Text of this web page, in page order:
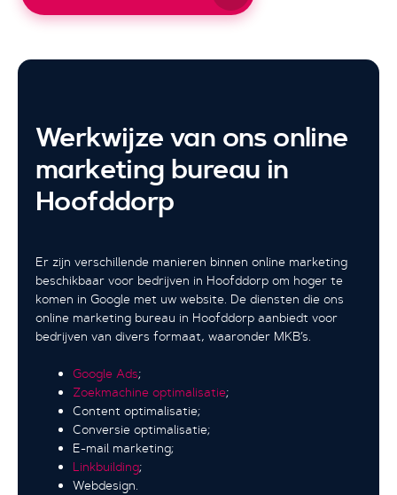
Werkwijze van ons online
marketing bureau in
Hoofddorp
Er zijn verschillende manieren binnen online marketing
beschikbaar voor bedrijven in Hoofddorp om hoger te
komen in Google met uw website. De diensten die ons
online marketing bureau in Hoofddorp aanbiedt voor
bedrijven van divers formaat, waaronder MKB’s.
Google Ads;
Zoekmachine optimalisatie;
Content optimalisatie;
Conversie optimalisatie;
E-mail marketing;
Linkbuilding;
Webdesign.